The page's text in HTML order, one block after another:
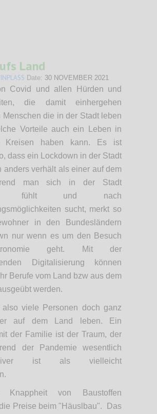
Land
Date: 30 NOVEMBER 2021
Covid und allen Hürden und
die damit einhergehen
Menschen die in der Stadt leben
Vorteile auch ein Leben in
Kreisen haben kann. Es ist
dass ein Lockdown in der Stadt
anders verhält als einer auf dem
man sich in der Stadt
fühlt und nach
sucht, merkt so
in den Bundesländern
nur wenn es um den Besuch
geht. Mit der
Digitalisierung können
Berufe vom Land bzw aus dem
werden.
also viele Personen doch ganz
auf dem Land leben. Ein
der Familie ist der Traum, der
der Pandemie wesentlich
ist als vielleicht
Knappheit von Baustoffen
Preise beim "Häuslbau". Das